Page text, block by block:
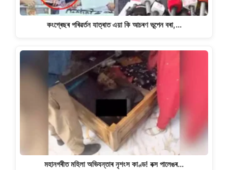
কংগ্ৰেছৰ পৰিৱৰ্তন যাত্ৰাত এয়া কি আচৰণ ভূপেন বৰা,…
মহানগৰীত মহিলা অভিযন্তাৰ নৃশংস কাণ্ড! বক্স পালেঙৰ…